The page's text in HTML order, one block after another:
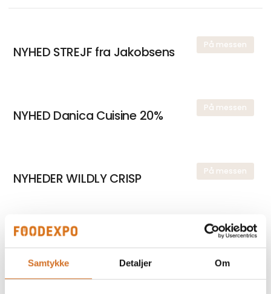
Samtykke Detaljer Om
På messen
NYHED STREJF fra Jakobsens
På messen
NYHED Danica Cuisine 20%
På messen
NYHEDER WILDLY CRISP
På messen
NYHED Dansk flydende honning, 1 kg